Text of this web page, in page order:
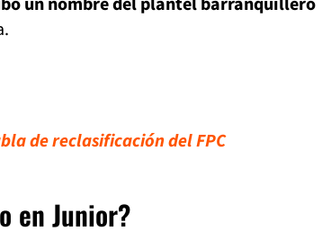
de reclasificación del FPC
en Junior?